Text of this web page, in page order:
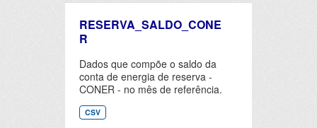
RESERVA_SALDO_CONE
R
Dados que compõe o saldo da
conta de energia de reserva -
CONER - no mês de referência.
CSV